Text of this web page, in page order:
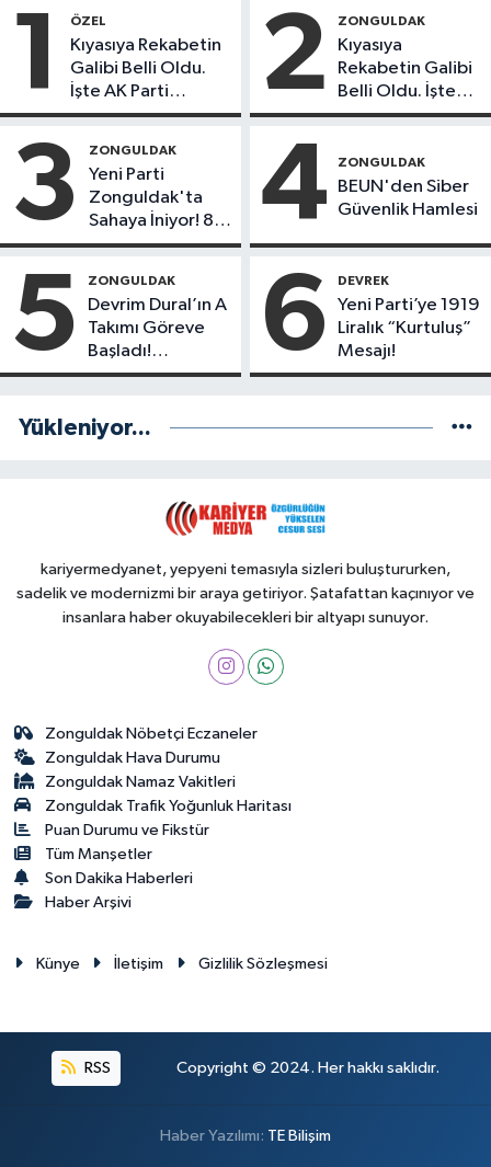
1 ÖZEL
Kıyasıya Rekabetin
Galibi Belli Oldu.
İşte AK Parti
Gençlerinden
Potansiyeline Sahip
İlk 3 İsim!
2 ZONGULDAK
Kıyasıya
Rekabetin Galibi
Belli Oldu. İşte
Liderlik
Sahip İlk 3 Genç
İsim!
3 ZONGULDAK
Yeni Parti
Zonguldak'ta
Sahaya İniyor! 8
İlçede Kurucu
Göreve Başladı
4 ZONGULDAK
BEUN'den Siber
Güvenlik Hamlesi
5 ZONGULDAK
Devrim Dural’ın A
Takımı Göreve
Başladı!
Yönetimde
6 DEVREK
Yeni Parti’ye 1919
Liralık “Kurtuluş”
Mesajı!
Yükleniyor...
kariyermedyanet, yepyeni temasıyla sizleri buluştururken,
sadelik ve modernizmi bir araya getiriyor. Şatafattan kaçınıyor ve
insanlara haber okuyabilecekleri bir altyapı sunuyor.
Zonguldak Nöbetçi Eczaneler
Zonguldak Hava Durumu
Zonguldak Namaz Vakitleri
Zonguldak Trafik Yoğunluk Haritası
Puan Durumu ve Fikstür
Tüm Manşetler
Son Dakika Haberleri
Haber Arşivi
Künye İletişim Gizlilik Sözleşmesi
RSS Copyright © 2024. Her hakkı saklıdır.
Haber Yazılımı: TE Bilişim